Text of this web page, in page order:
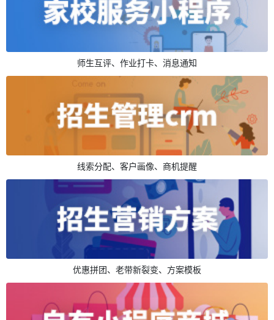
师生互评、作业打卡、消息通知
线索分配、客户画像、商机提醒
优惠拼团、老带新裂变、方案模板